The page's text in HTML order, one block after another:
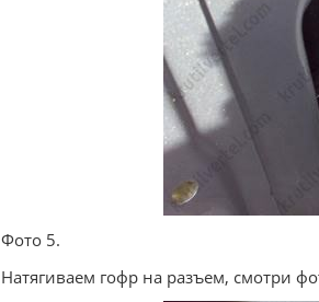
Фото 5.
Натягиваем гофр на разъем, смотри